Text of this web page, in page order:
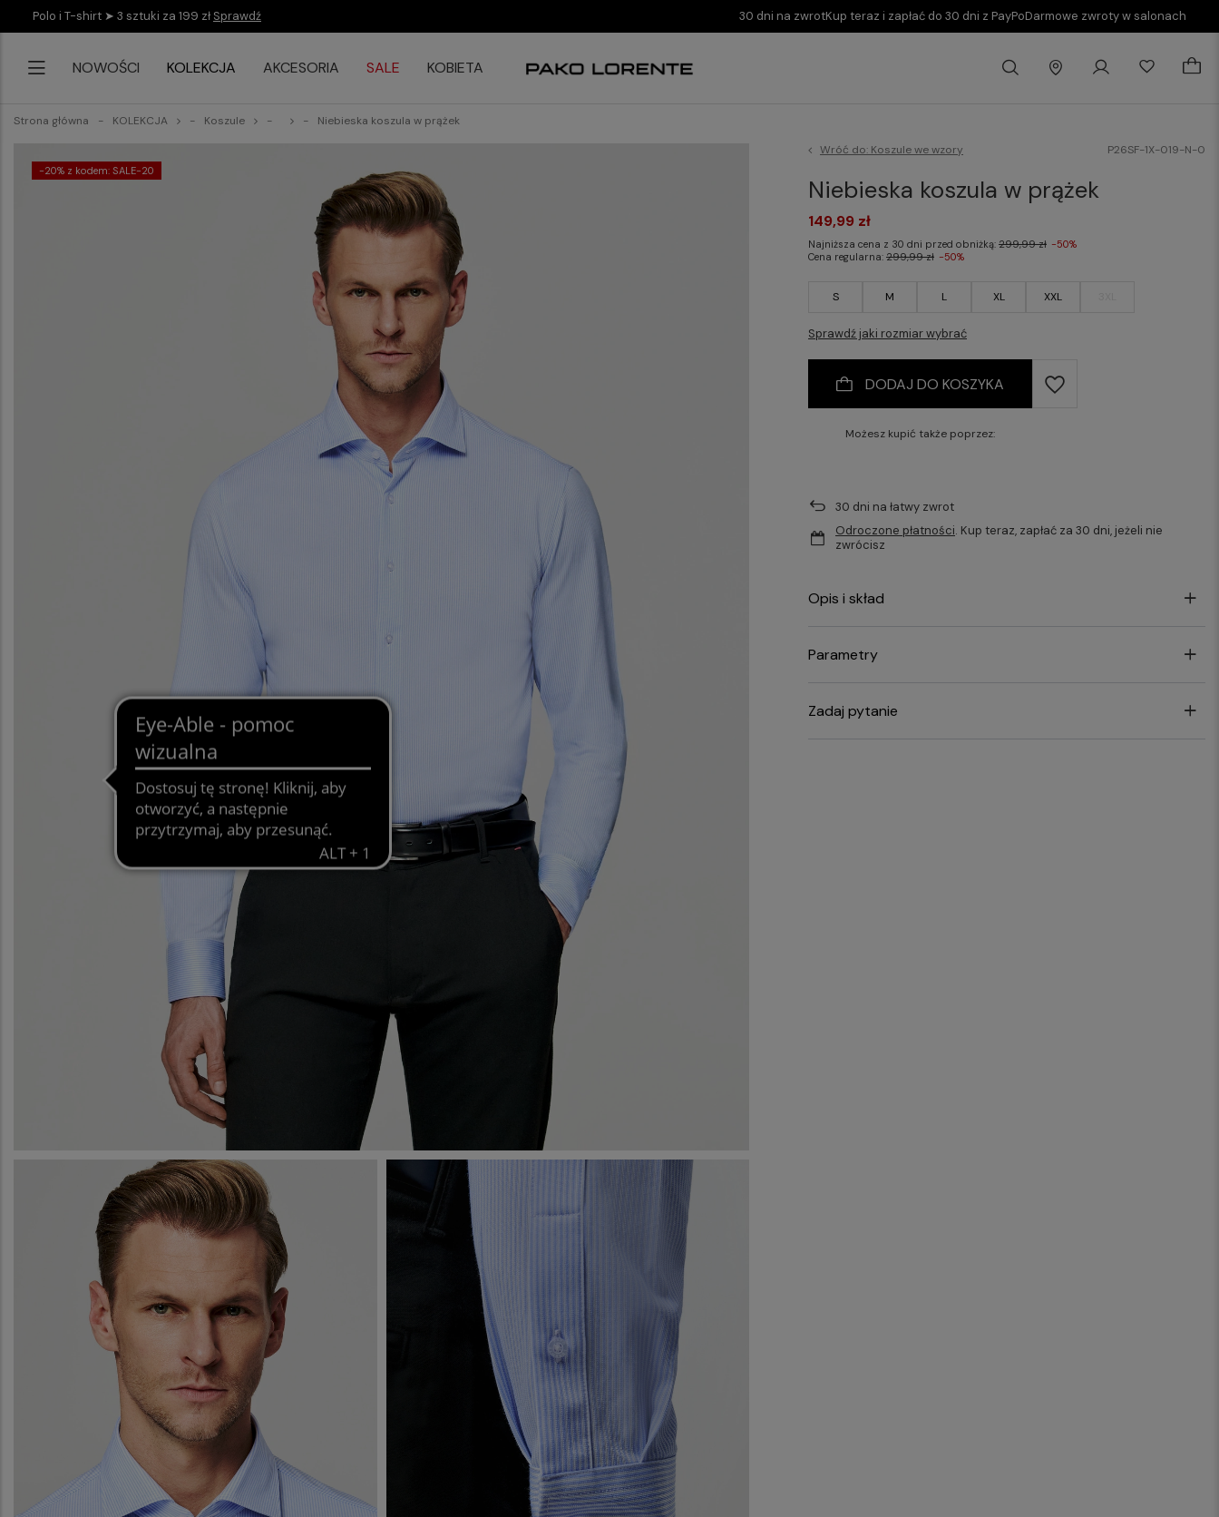
Polo i T-shirt ➤ 3 sztuki za 199 zł Sprawdź 30 dni na zwrotKup teraz i zapłać do 30 dni z PayPoDarmowe zwroty w salonach
NOWOŚCI KOLEKCJA AKCESORIA SALE KOBIETA
Strona główna KOLEKCJA Koszule Niebieska koszula w prążek
-20% z kodem: SALE-20
Wróć do: Koszule we wzory P26SF-1X-019-N-0
Niebieska koszula w prążek
S M L XL XXL
Sprawdź jaki rozmiar wybrać
149,99 zł
Najniższa cena z 30 dni przed obniżką:299,99 zł -50%
Cena regularna:299,99 zł -50%
DODAJ DO KOSZYKA
Możesz kupić także poprzez:
30 dni na łatwy zwrot
Odroczone płatności. Kup teraz, zapłać za 30 dni, jeżeli nie
zwrócisz
Opis i skład
Parametry
Zadaj pytanie